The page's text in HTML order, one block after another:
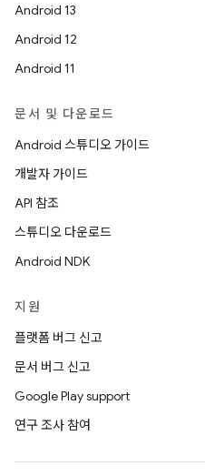
Android 13
Android 12
Android 11
문서 및 다운로드
Android 스튜디오 가이드
개발자 가이드
API 참조
스튜디오 다운로드
Android NDK
지원
플랫폼 버그 신고
문서 버그 신고
Google Play support
연구 조사 참여